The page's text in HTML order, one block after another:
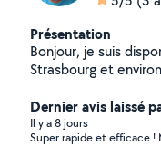
Présentation
Bonjour, je suis
Strasbourg et
Dernier avis laissé
Il y a 8 jours
Super rapide et efficace !